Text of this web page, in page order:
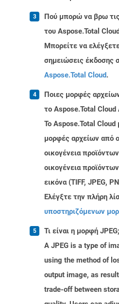
Πού μπορώ να βρω
του Aspose.Total
Μπορείτε να
σημειώσεις έκδοσης
Aspose.Total Cloud.
Ποιες μορφές
το Aspose.Total Cloud
Το Aspose.Total Cloud
μορφές αρχείων από
οικογένεια
οικογένεια
εικόνα (TIFF, JPEG,
Ελέγξτε την πλήρη
υποστηριζόμενων
Τι είναι η μορφή JPEG;
A JPEG is a type of
using the method of
output image, as
trade-off between